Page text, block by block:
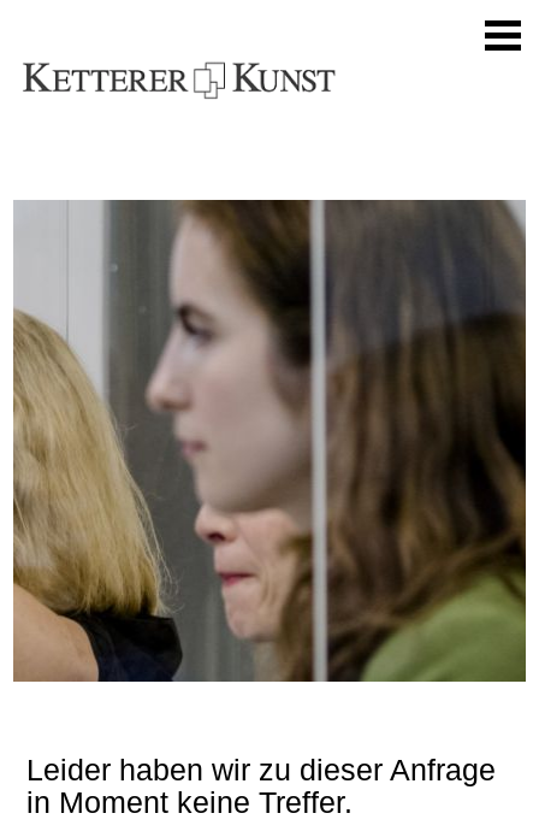
Leider haben wir zu dieser Anfrage
in Moment keine Treffer.